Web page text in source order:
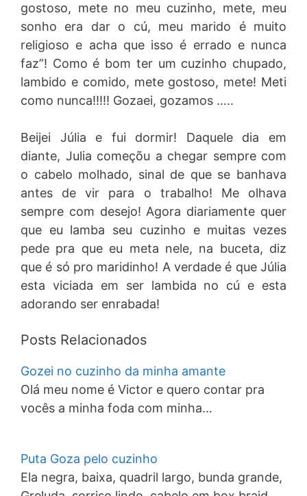
gostoso, mete no meu cuzinho, mete, meu
sonho era dar o cú, meu marido é muito
religioso e acha que isso é errado e nunca
faz”! Como é bom ter um cuzinho chupado,
lambido e comido, mete gostoso, mete! Meti
como nunca!!!!! Gozaei, gozamos …..
Beijei Júlia e fui dormir! Daquele dia em
diante, Julia começõu a chegar sempre com
o cabelo molhado, sinal de que se banhava
antes de vir para o trabalho! Me olhava
sempre com desejo! Agora diariamente quer
que eu lamba seu cuzinho e muitas vezes
pede pra que eu meta nele, na buceta, diz
que é só pro maridinho! A verdade é que Júlia
esta viciada em ser lambida no cú e esta
adorando ser enrabada!
Posts Relacionados
Gozei no cuzinho da minha amante
Olá meu nome é Victor e quero contar pra
vocês a minha foda com minha…
Puta Goza pelo cuzinho
Ela negra, baixa, quadril largo, bunda grande,